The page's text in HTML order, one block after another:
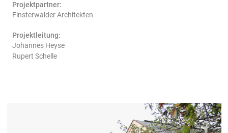
Projektpartner:
Finsterwalder Architekten
Projektleitung:
Johannes Heyse
Rupert Schelle